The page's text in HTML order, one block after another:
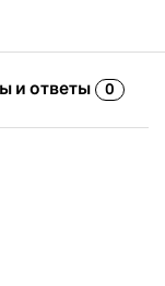
и ответы 0